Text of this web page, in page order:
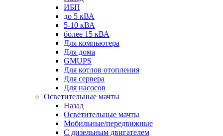
ИБП
до 5 кВА
5-10 кВА
более 15 кВА
Для компьютера
Для дома
GMUPS
Для котлов отопления
Для сервера
Для насосов
Осветительные мачты
Назад
Осветительные мачты
Мобильные/передвижные
С дизельным двигателем